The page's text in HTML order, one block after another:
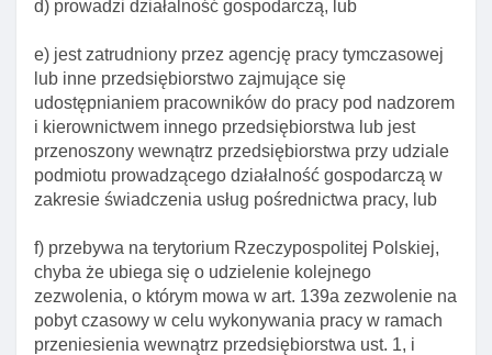
d) prowadzi działalność gospodarczą, lub
e) jest zatrudniony przez agencję pracy tymczasowej
lub inne przedsiębiorstwo zajmujące się
udostępnianiem pracowników do pracy pod nadzorem
i kierownictwem innego przedsiębiorstwa lub jest
przenoszony wewnątrz przedsiębiorstwa przy udziale
podmiotu prowadzącego działalność gospodarczą w
zakresie świadczenia usług pośrednictwa pracy, lub
f) przebywa na terytorium Rzeczypospolitej Polskiej,
chyba że ubiega się o udzielenie kolejnego
zezwolenia, o którym mowa w art. 139a zezwolenie na
pobyt czasowy w celu wykonywania pracy w ramach
przeniesienia wewnątrz przedsiębiorstwa ust. 1, i
wymagającym wysokich kwalifikacji
Art. 136. Odesłanie do przepisów ustawy o
promocji zatrudnienia I instytucjach rynku pracy
Art. 137. Elementy decyzji o udzieleniu zezwolenia
na pobyt czasowy w celu wykonywania pracy w
zawodzie wymagającym wysokich kwalifikacji
Art. 138. Odpisy decyzji przekazywane szefowi
urzędu przez wojewodę
Rozdział 3a. Zezwolenie na pobyt czasowy w celu
wykonywania pracy w ramach przeniesienia
wewnątrz przedsiębiorstwa. Mobilność
krótkoterminowa I Długoterminowa pracownika kadry
kierowniczej, specjalisty lub pracownika